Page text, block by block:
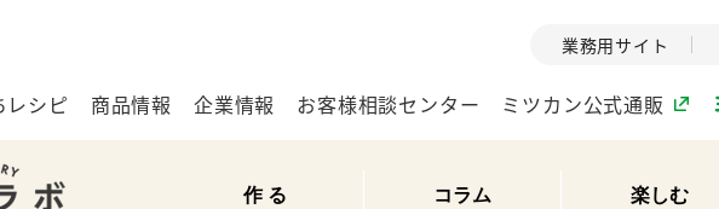
レシピ 商品情報 企業情報 お客様相談センター
トップ
ミツカン公式通販
業務用サイト
作 る コラム 楽しむ